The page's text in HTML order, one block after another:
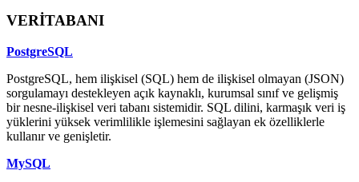
VERİTABANI
PostgreSQL
PostgreSQL, hem ilişkisel (SQL) hem de ilişkisel olmayan (JSON)
sorgulamayı destekleyen açık kaynaklı, kurumsal sınıf ve gelişmiş
bir nesne-ilişkisel veri tabanı sistemidir. SQL dilini, karmaşık veri iş
yüklerini yüksek verimlilikle işlemesini sağlayan ek özelliklerle
kullanır ve genişletir.
MySQL